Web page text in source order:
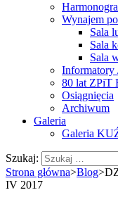
Wynajem
Sala
Sala
Sala
Informatory
80 lat ZPiT
Osiągnięcia
Archiwum
Galeria
Galeria
Szukaj:
Strona główna>Blog>
IV 2017